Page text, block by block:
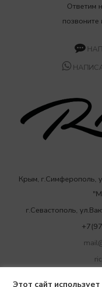
Ответим
позвоните
Крым, г.Симферополь,
г.Севастополь,
Этот сайт